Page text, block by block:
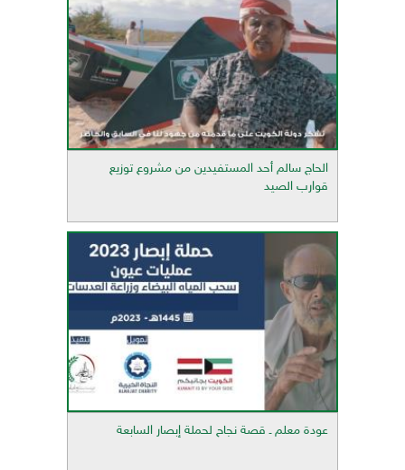
الحاج سالم أحد المستفيدين من مشروع توزيع
قوارب الصيد
عودة معلم ـ قصة نجاح لحملة إبصار السابعة